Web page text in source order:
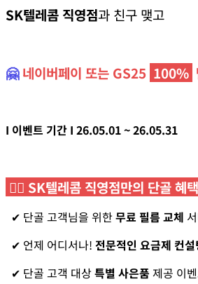
SK텔레콤 직영점과 친구 맺고
🤗네이버페이 또는 GS25 100%
I 이벤트 기간 I 26.05.01 ~ 26.05.31
👍🏻 SK텔레콤 직영점만의 단골 혜
✔ 단골 고객님을 위한무료 필름 교체
✔ 언제 어디서나! 전문적인 요금제 컨설
✔ 단골 고객 대상특별 사은품 제공 이